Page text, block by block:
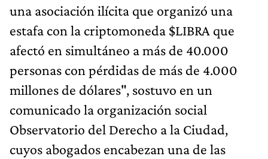
una asociación ilícita que organizó una
estafa con la criptomoneda $LIBRA que
afectó en simultáneo a más de 40.000
personas con pérdidas de más de 4.000
millones de dólares", sostuvo en un
comunicado la organización social
Observatorio del Derecho a la Ciudad,
cuyos abogados encabezan una de las